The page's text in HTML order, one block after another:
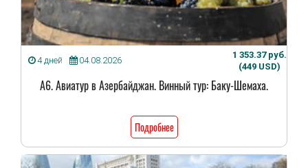
4 дней 04.08.2026
1 353.37 руб.
(449 USD)
А6. Авиатур в Азербайджан. Винный тур: Баку-Шемаха.
Подробнее